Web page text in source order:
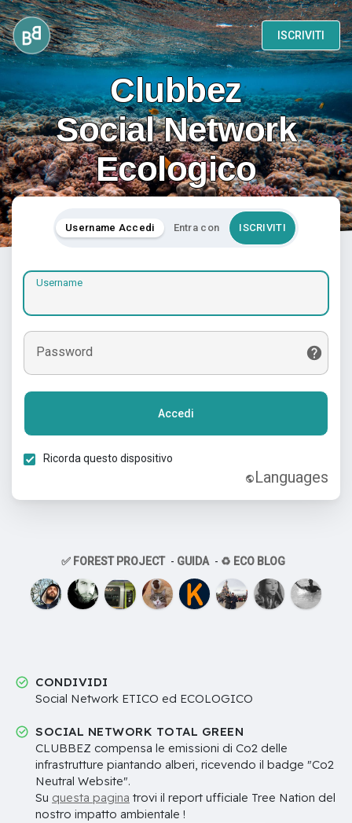
ISCRIVITI
Clubbez
Social Network
Ecologico
Username Accedi Entra con ISCRIVITI
Username
Password
Accedi
Ricorda questo dispositivo
Languages
✅ FOREST PROJECT - GUIDA - ♻️ ECO BLOG
CONDIVIDI
Social Network ETICO ed ECOLOGICO
SOCIAL NETWORK TOTAL GREEN
CLUBBEZ compensa le emissioni di Co2 delle
infrastrutture piantando alberi, ricevendo il badge "Co2
Neutral Website".
Su questa pagina trovi il report ufficiale Tree Nation del
nostro impatto ambientale !